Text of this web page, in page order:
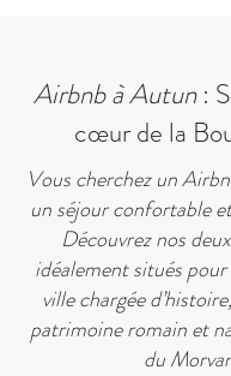
Airbnb à Autun:
cœur de la
Vous cherchez un
un séjour confortable
Découvrez nos
idéalement situés
ville chargée
patrimoine romain et
du